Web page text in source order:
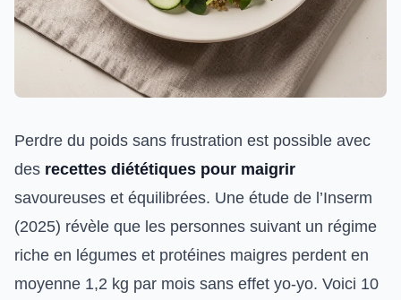
Perdre du poids sans frustration est possible avec
des recettes diététiques pour maigrir
savoureuses et équilibrées. Une étude de l’Inserm
(2025) révèle que les personnes suivant un régime
riche en légumes et protéines maigres perdent en
moyenne 1,2 kg par mois sans effet yo-yo. Voici 10